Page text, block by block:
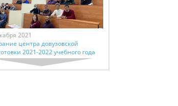
2021
центра довузовской
2021-2022 учебного года